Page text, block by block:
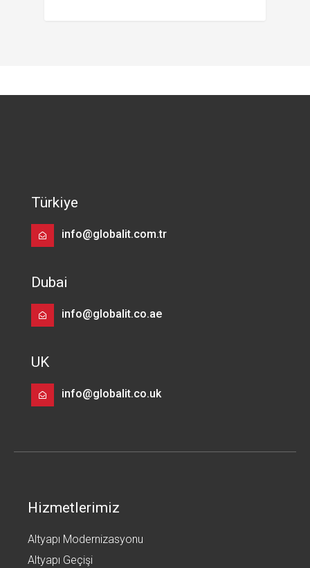
Türkiye
info@globalit.com.tr
Dubai
info@globalit.co.ae
UK
info@globalit.co.uk
Hizmetlerimiz
Altyapı Modernizasyonu
Altyapı Geçişi